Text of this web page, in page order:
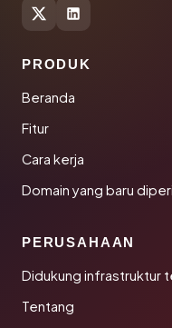
PRODUK
Beranda
Fitur
Cara kerja
Domain yang baru
PERUSAHAAN
Didukung infrastruktur
Tentang